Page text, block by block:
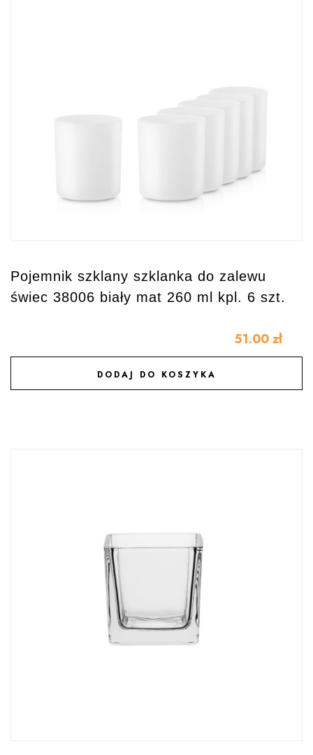
Pojemnik szklany szklanka do zalewu
świec 38006 biały mat 260 ml kpl. 6 szt.
51.00 zł
DODAJ DO KOSZYKA
DODAJ DO ULUBIONYCH